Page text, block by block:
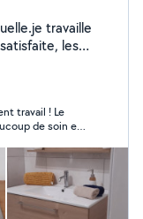
travaille
les
travail ! Le
de soin et
et toujours de
et c’est
la moindre
irréprochable !